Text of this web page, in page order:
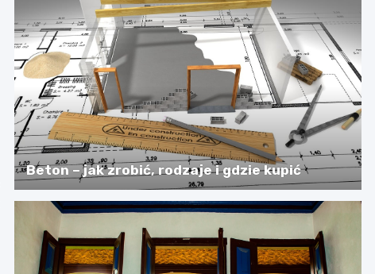
Beton – jak zrobić, rodzaje i gdzie kupić